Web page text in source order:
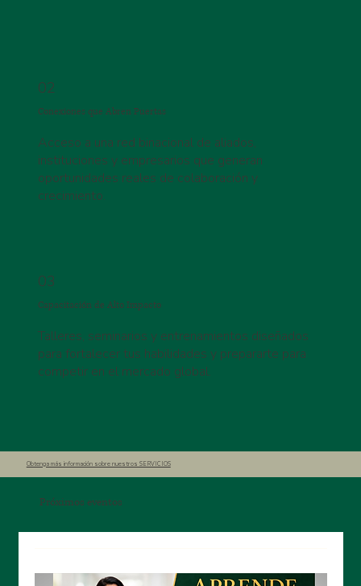
02
Conexiones que Abren Puertas
Acceso a una red binacional de aliados,
instituciones y empresarios que generan
oportunidades reales de colaboración y
crecimiento.
03
Capacitación de Alto Impacto
Talleres, seminarios y entrenamientos diseñados
para fortalecer tus habilidades y prepararte para
competir en el mercado global.
Obtenga más información sobre nuestros SERVICIOS
Próximos eventos